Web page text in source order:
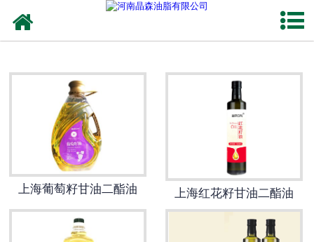
上海OEM代加工
上海葡萄籽甘油二酯油 上海红花籽甘油二酯油